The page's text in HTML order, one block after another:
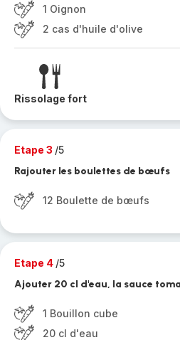
1 Oignon
2 cas d'huile d'olive
Rissolage fort
Etape 3 /5
Rajouter les boulettes de bœufs
12 Boulette de bœufs
Etape 4 /5
Ajouter 20 cl d'eau, la sauce
1 Bouillon cube
20 cl d'eau